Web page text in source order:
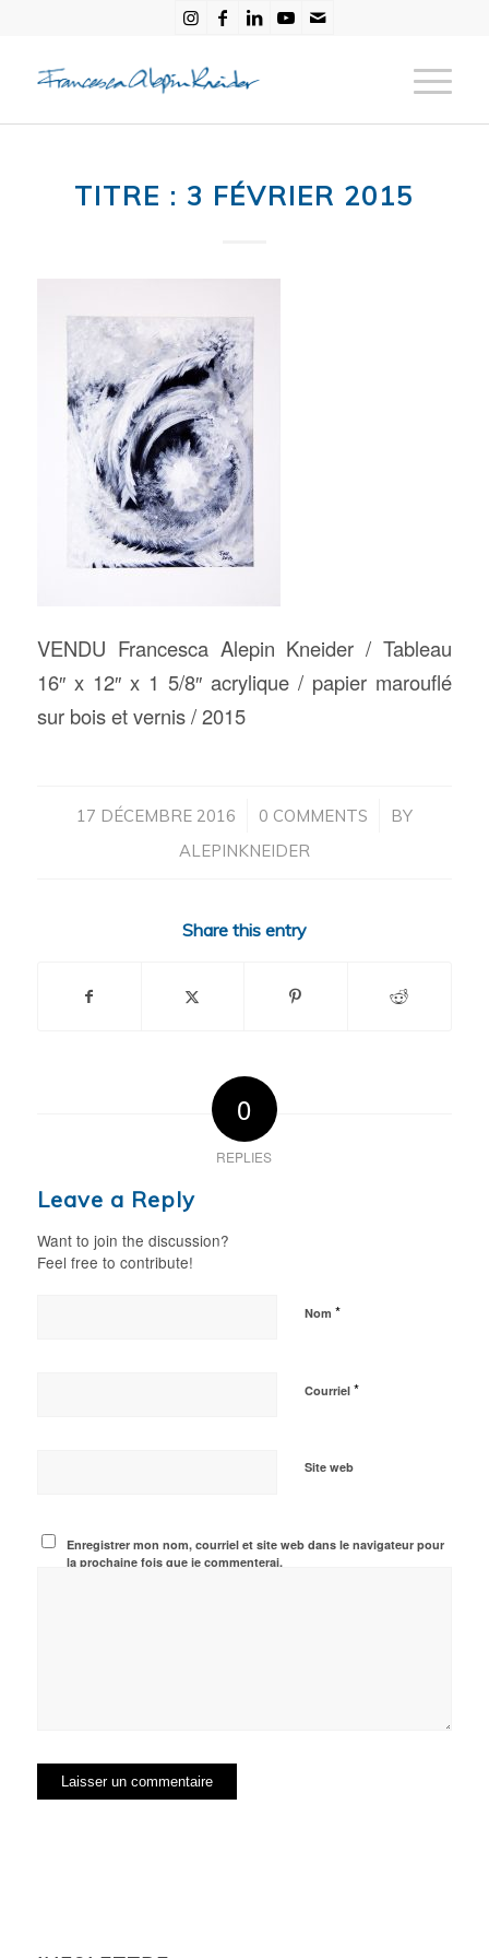
TITRE : 3 FÉVRIER 2015
VENDU Francesca Alepin Kneider / Tableau
16″ x 12″ x 1 5/8″ acrylique / papier marouflé
sur bois et vernis / 2015
17 DÉCEMBRE 2016
/ 0 COMMENTS
/
BY
ALEPINKNEIDER
Share this entry
0
REPLIES
Leave a Reply
Want to join the discussion?
Feel free to contribute!
Nom *
Courriel *
Site web
Enregistrer mon nom, courriel et site web dans le navigateur pour
la prochaine fois que je commenterai.